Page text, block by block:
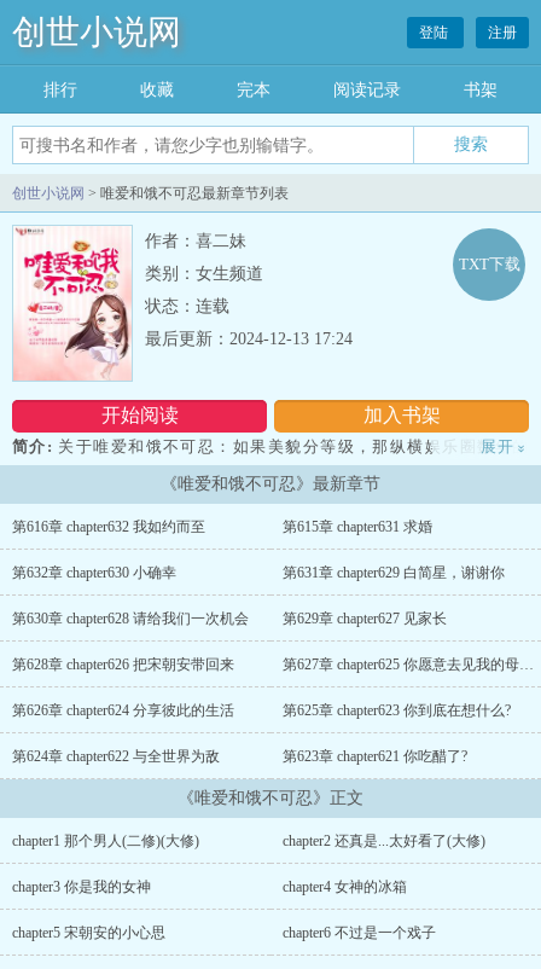
创世小说网 登陆 注册
排行 收藏 完本 阅读记录 书架
创世小说网 > 唯爱和饿不可忍最新章节列表
作者：喜二妹
类别：女生频道
状态：连载
开始阅读 加入书架
TXT下载
最后更新：2024-12-13 17:24
简介: 关于唯爱和饿不可忍：如果美貌分等级，那纵横娱乐圈数年的
白简星当是顶级。作为圈子里公认的祸水，白简星本人表示相当淡
定:‘像我这种妖精自然要遗留千年。”准备单枪匹马一人仗剑走天涯的
白简星万万没想到，会碰到宋朝安。那个男人是公认的顶级大厨，他
对她体贴入微，宠她无度。“家里无女，一家没主。我就缺你这样的人
帮我管家，刷我的卡。”明明只是上了个美食综艺节目，最后怎么就捞
了个男朋友呢?宋朝安:世界上最省钱的环球之旅就是绕你一圈，你就
是我的全世界。白简星:咳~你要来我家看猫吗?〖娱乐圈一线女明星
<〖神都无去阻止两个人的强强联合〗先自爱沉稳而后爱人，好的爱情
当如同白简星和宋朝安那样，把彼此变得更加优秀。我想为你做一辈
子的饭。我这一辈子也只想吃你为我做的饭。本文对于男主的工作有
虚幻成分，考究党手下留情...
展开 »
《唯爱和饿不可忍》最新章节
第616章 chapter632 我如约而至 第615章 chapter631 求婚
第632章 chapter630 小确幸 第631章 chapter629 白简星，谢谢你
第630章 chapter628 请给我们一次机会 第629章 chapter627 见家长
第628章 chapter626 把宋朝安带回来 第627章 chapter625 你愿意去见我的母亲吗
第626章 chapter624 分享彼此的生活 第625章 chapter623 你到底在想什么?
第624章 chapter622 与全世界为敌 第623章 chapter621 你吃醋了?
《唯爱和饿不可忍》正文
chapter1 那个男人(二修)(大修) chapter2 还真是...太好看了(大修)
chapter3 你是我的女神 chapter4 女神的冰箱
chapter5 宋朝安的小心思 chapter6 不过是一个戏子